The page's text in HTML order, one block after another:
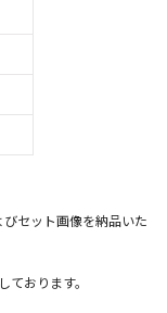
セット画像を納品いた
おります。